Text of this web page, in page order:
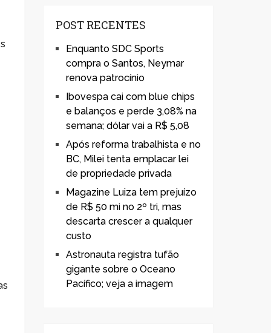
POST RECENTES
Enquanto SDC Sports
compra o Santos, Neymar
renova patrocínio
Ibovespa cai com blue chips
e balanços e perde 3,08% na
semana; dólar vai a R$ 5,08
Após reforma trabalhista e no
BC, Milei tenta emplacar lei
de propriedade privada
Magazine Luiza tem prejuízo
de R$ 50 mi no 2º tri, mas
descarta crescer a qualquer
custo
Astronauta registra tufão
gigante sobre o Oceano
Pacífico; veja a imagem